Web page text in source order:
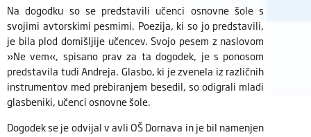
Na dogodku so se predstavili učenci osnovne šole s
svojimi avtorskimi pesmimi. Poezija, ki so jo predstavili,
je bila plod domišljije učencev. Svojo pesem z naslovom
»Ne vem«, spisano prav za ta dogodek, je s ponosom
predstavila tudi Andreja. Glasbo, ki je zvenela iz različnih
instrumentov med prebiranjem besedil, so odigrali mladi
glasbeniki, učenci osnovne šole.
Dogodek se je odvijal v avli OŠ Dornava in je bil namenjen